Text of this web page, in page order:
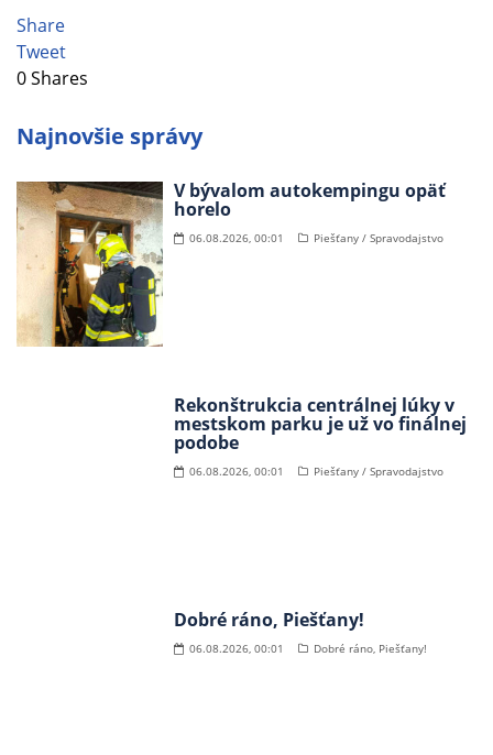
Share
Tweet
0Shares
Najnovšie správy
V bývalom autokempingu opäť
horelo
06.08.2026, 00:01 Piešťany / Spravodajstvo
Rekonštrukcia centrálnej lúky v
mestskom parku je už vo finálnej
podobe
06.08.2026, 00:01 Piešťany / Spravodajstvo
Dobré ráno, Piešťany!
06.08.2026, 00:01 Dobré ráno, Piešťany!